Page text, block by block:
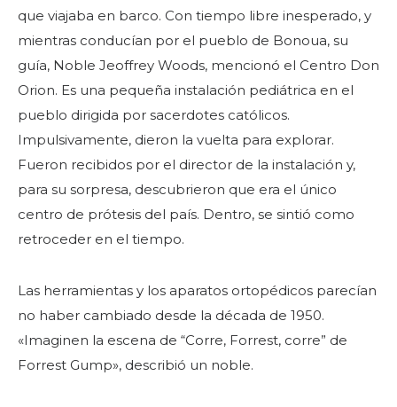
que viajaba en barco. Con tiempo libre inesperado, y
mientras conducían por el pueblo de Bonoua, su
guía, Noble Jeoffrey Woods, mencionó el Centro Don
Orion. Es una pequeña instalación pediátrica en el
pueblo dirigida por sacerdotes católicos.
Impulsivamente, dieron la vuelta para explorar.
Fueron recibidos por el director de la instalación y,
para su sorpresa, descubrieron que era el único
centro de prótesis del país. Dentro, se sintió como
retroceder en el tiempo.
Las herramientas y los aparatos ortopédicos parecían
no haber cambiado desde la década de 1950.
«Imaginen la escena de “Corre, Forrest, corre” de
Forrest Gump», describió un noble.